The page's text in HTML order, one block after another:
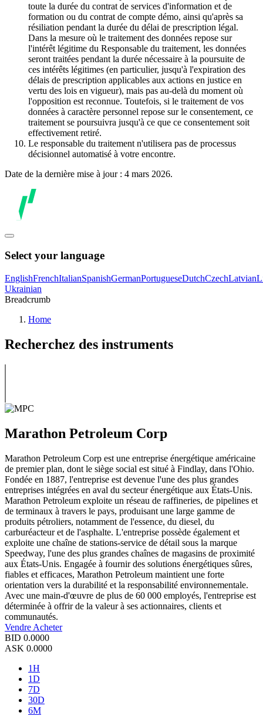
toute la durée du contrat de services d'information et de
formation ou du contrat de compte démo, ainsi qu'après sa
résiliation pendant la durée du délai de prescription légal.
Dans la mesure où le traitement des données repose sur
l'intérêt légitime du Responsable du traitement, les données
seront traitées pendant la durée nécessaire à la poursuite de
ces intérêts légitimes (en particulier, jusqu'à l'expiration des
délais de prescription applicables aux actions en justice en
vertu des lois en vigueur), mais pas au-delà du moment où
l'opposition est reconnue. Toutefois, si le traitement de vos
données à caractère personnel repose sur le consentement, ce
traitement se poursuivra jusqu'à ce que ce consentement soit
effectivement retiré.
Le responsable du traitement n'utilisera pas de processus
décisionnel automatisé à votre encontre.
Date de la dernière mise à jour : 4 mars 2026.
Select your language
EnglishFrenchItalianSpanishGermanPortugueseDutchCzechLatvian
Ukrainian
Breadcrumb
Home
Recherchez des instruments
Marathon Petroleum Corp
Marathon Petroleum Corp est une entreprise énergétique américaine
de premier plan, dont le siège social est situé à Findlay, dans l'Ohio.
Fondée en 1887, l'entreprise est devenue l'une des plus grandes
entreprises intégrées en aval du secteur énergétique aux États-Unis.
Marathon Petroleum exploite un réseau de raffineries, de pipelines et
de terminaux à travers le pays, produisant une large gamme de
produits pétroliers, notamment de l'essence, du diesel, du
carburéacteur et de l'asphalte. L'entreprise possède également et
exploite une chaîne de stations-service de détail sous la marque
Speedway, l'une des plus grandes chaînes de magasins de proximité
aux États-Unis. Engagée à fournir des solutions énergétiques sûres,
fiables et efficaces, Marathon Petroleum maintient une forte
orientation vers la durabilité et la responsabilité environnementale.
Avec une main-d'œuvre de plus de 60 000 employés, l'entreprise est
déterminée à offrir de la valeur à ses actionnaires, clients et
communautés.
Vendre Acheter
BID 0.0000
ASK 0.0000
1H
1D
7D
30D
6M